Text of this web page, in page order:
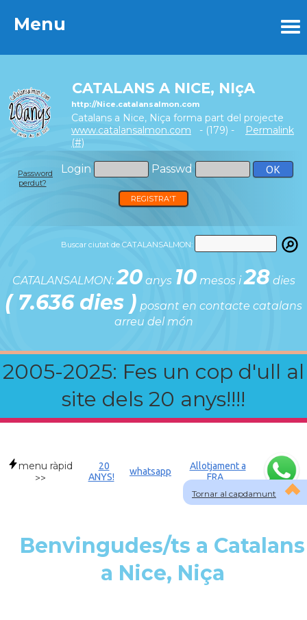
Menu
CATALANS A NICE, NIçA
http://Nice.catalansalmon.com
Catalans a Nice, Niça forma part del projecte
www.catalansalmon.com - (179) -
Permalink
(#)
Login Passwd
Password
perdut?
REGISTRA'T
Buscar ciutat de CATALANSALMON:
CATALANSALMON:20anys 10mesos i28 dies
( 7.636 dies ) posant en contacte catalans
arreu del món
2005-2025: Fes un cop d'ull al
site dels 20 anys!!!!
Menu
Tornar al capdamunt
menu ràpid
>>
20
ANYS!
whatsapp
Allotjament a
FRA
Benvingudes/ts a Catalans
a Nice, Niça